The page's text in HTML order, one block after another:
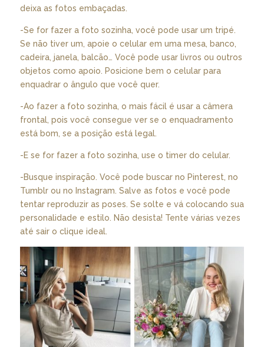
deixa as fotos embaçadas.
-Se for fazer a foto sozinha, você pode usar um tripé.
Se não tiver um, apoie o celular em uma mesa, banco,
cadeira, janela, balcão… Você pode usar livros ou outros
objetos como apoio. Posicione bem o celular para
enquadrar o ângulo que você quer.
-Ao fazer a foto sozinha, o mais fácil é usar a câmera
frontal, pois você consegue ver se o enquadramento
está bom, se a posição está legal.
-E se for fazer a foto sozinha, use o timer do celular.
-Busque inspiração. Você pode buscar no Pinterest, no
Tumblr ou no Instagram. Salve as fotos e você pode
tentar reproduzir as poses. Se solte e vá colocando sua
personalidade e estilo. Não desista! Tente várias vezes
até sair o clique ideal.